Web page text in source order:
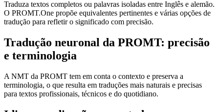
Traduza textos completos ou palavras isoladas entre Inglês e alemão.
O PROMT.One propõe equivalentes pertinentes e várias opções de
tradução para refletir o significado com precisão.
Tradução neuronal da PROMT: precisão
e terminologia
A NMT da PROMT tem em conta o contexto e preserva a
terminologia, o que resulta em traduções mais naturais e precisas
para textos profissionais, técnicos e do quotidiano.